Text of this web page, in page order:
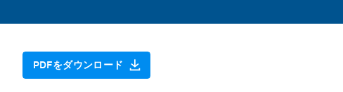
PDFをダウンロード